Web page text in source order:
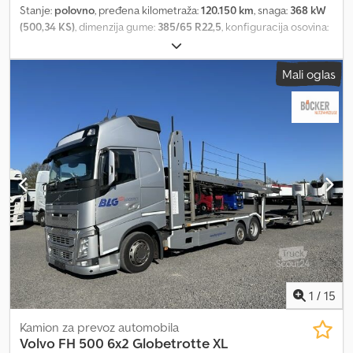
Stanje: polovno, pređena kilometraža:120.150 km, snaga: 368 kW
(500,34 KS), dimenzija gume: 385/65 R22,5, konfiguracija osovina:
automatski
suspencija:vazduh, Godina proizvodnje:2021, Oprema:ABS,
centralno zaključavanje, diferencijalna blokada, dizalica,
električno podesivo ogledalo, električno podešavanje prozora,
, = Dodatne opcije i oprema = Dkodpfswtuzpjx Amaor
- Grejanje - Klima uređaj - Radio - Klizni ili panoramski krov =
Dodatne informacije = Osovina 1: Dimenzija pneumatika: 385/65
R22,5; Kočnice: disk kočnice; Vešanje: vazdušno vešanje Osovina 2:
Dimenzija pneumatika: 315/80 R22,5; Vešanje: vazdušno vešanje
Osovina 4: Dimenzija pneumatika: 315/80 R22,5; Vešanje: vazdušno
vešanje Prazna masa: 15.370 kg Nosivost: 16.630 kg Dozvoljena
ukupna masa: 32.000 kg
Mali oglas
1 / 15
Kamion za prevoz automobila
Volvo FH 500 6x2 Globetrotte XL